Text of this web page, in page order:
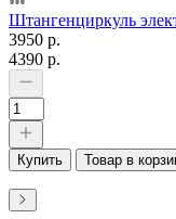
Штангенциркуль
3950 р.
4390 р.
Купить Товар в